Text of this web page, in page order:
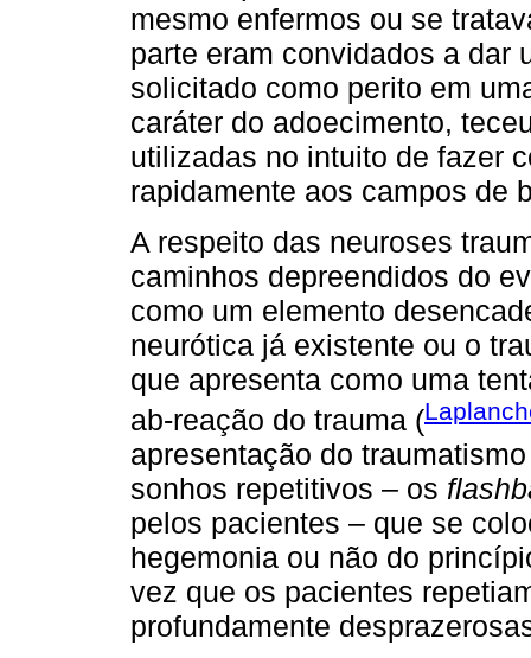
mesmo enfermos ou se
parte eram convidados a dar
solicitado como perito em
caráter do adoecimento,
utilizadas no intuito de fazer
rapidamente aos campos de
A respeito das neuroses
caminhos depreendidos do
como um elemento
neurótica já existente ou o
que apresenta como uma
ab-reação do trauma (
apresentação do
sonhos repetitivos – os
pelos pacientes – que se
hegemonia ou não do
vez que os pacientes
profundamente